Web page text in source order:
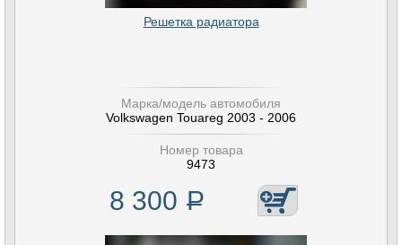
Решетка радиатора
Марка/модель автомобиля
Volkswagen Touareg 2003 - 2006
Номер товара
9473
8 300 Р